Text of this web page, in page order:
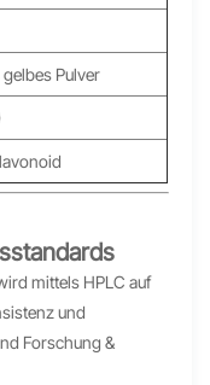
Pulver
mittels HPLC auf
und
Forschung &